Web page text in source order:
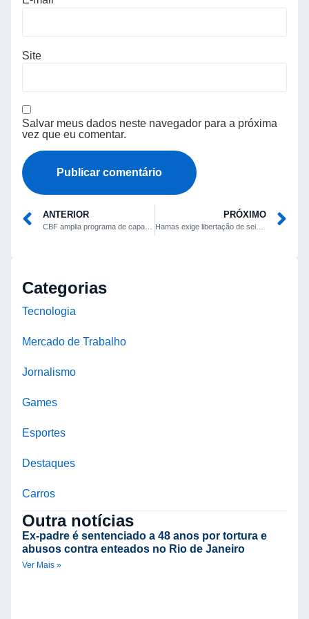
Site
Salvar meus dados neste navegador para a próxima
vez que eu comentar.
ANTERIOR PRÓXIMO
Hamas exige libertação de seis líderes palestinos em troca de reféns; Israel recusa
Categorias
Tecnologia
Mercado de Trabalho
Jornalismo
Games
Esportes
Destaques
Carros
Outra notícias
Ex-padre é sentenciado a 48 anos por tortura e
abusos contra enteados no Rio de Janeiro
Ver Mais »